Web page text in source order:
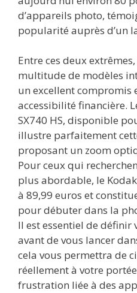
d’appareils photo,
popularité auprès d’un
Entre ces deux
multitude de modèles
un excellent compromis
accessibilité financière.
SX740 HS, disponible
illustre parfaitement
proposant un zoom
Pour ceux qui
plus abordable, le
à 89,99 euros et
pour débuter dans la
Il est essentiel de
avant de vous lancer
cela vous permettra de
réellement à votre
frustration liée à des